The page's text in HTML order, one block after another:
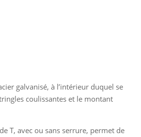
galvanisé, à l’intérieur duquel se
coulissantes et le montant
T, avec ou sans serrure, permet de